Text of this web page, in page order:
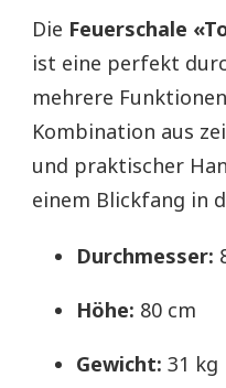
Die Feuerschale
ist eine perfekt
mehrere
Kombination aus
und praktischer
einem Blickfang in
Durchmesser:
Höhe: 80 cm
Gewicht: 31 kg